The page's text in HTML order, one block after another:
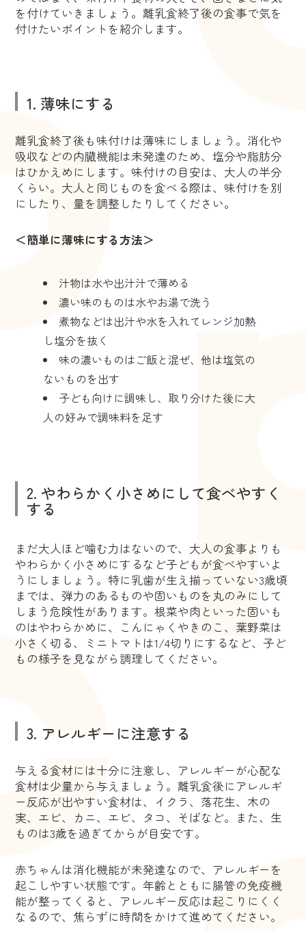
を付けていきましょう。離乳食終了後の食事で気を
付けたいポイントを紹介します。
1. 薄味にする
離乳食終了後も味付けは薄味にしましょう。消化や
吸収などの内臓機能は未発達のため、塩分や脂肪分
はひかえめにします。味付けの目安は、大人の半分
くらい。大人と同じものを食べる際は、味付けを別
にしたり、量を調整したりしてください。
＜簡単に薄味にする方法＞
汁物は水や出汁汁で薄める
濃い味のものは水やお湯で洗う
煮物などは出汁や水を入れてレンジ加熱
し塩分を抜く
味の濃いものはご飯と混ぜ、他は塩気の
ないものを出す
子ども向けに調味し、取り分けた後に大
人の好みで調味料を足す
2. やわらかく小さめにして食べやすく
する
まだ大人ほど噛む力はないので、大人の食事よりも
やわらかく小さめにするなど子どもが食べやすいよ
うにしましょう。特に乳歯が生え揃っていない3歳頃
までは、弾力のあるものや固いものを丸のみにして
しまう危険性があります。根菜や肉といった固いも
のはやわらかめに、こんにゃくやきのこ、葉野菜は
小さく切る、ミニトマトは1/4切りにするなど、子ど
もの様子を見ながら調理してください。
3. アレルギーに注意する
与える食材には十分に注意し、アレルギーが心配な
食材は少量から与えましょう。離乳食後にアレルギ
ー反応が出やすい食材は、イクラ、落花生、木の
実、エビ、カニ、エビ、タコ、そばなど。また、生
ものは3歳を過ぎてからが目安です。
赤ちゃんは消化機能が未発達なので、アレルギーを
起こしやすい状態です。年齢とともに腸管の免疫機
能が整ってくると、アレルギー反応は起こりにくく
なるので、焦らずに時間をかけて進めてください。